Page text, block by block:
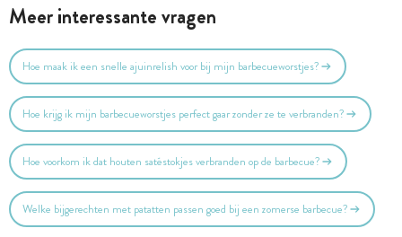
Meer interessante vragen
Hoe maak ik een snelle ajuinrelish voor bij mijn barbecueworstjes?
Hoe krijg ik mijn barbecueworstjes perfect gaar zonder ze te verbranden?
Hoe voorkom ik dat houten satéstokjes verbranden op de barbecue?
Welke bijgerechten met patatten passen goed bij een zomerse barbecue?